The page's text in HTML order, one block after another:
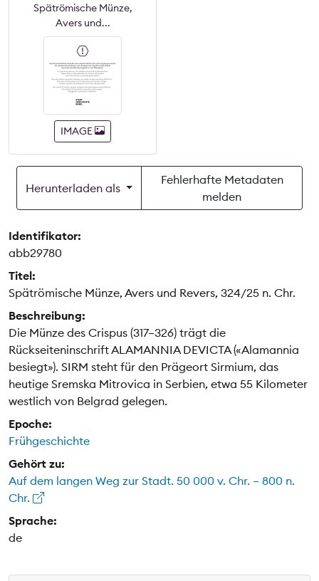
Spätrömische Münze,
Avers und...
IMAGE
Herunterladen als
Fehlerhafte Metadaten
melden
Identifikator:
abb29780
Titel:
Spätrömische Münze, Avers und Revers, 324/25 n. Chr.
Beschreibung:
Die Münze des Crispus (317–326) trägt die
Rückseiteninschrift ALAMANNIA DEVICTA («Alamannia
besiegt»). SIRM steht für den Prägeort Sirmium, das
heutige Sremska Mitrovica in Serbien, etwa 55 Kilometer
westlich von Belgrad gelegen.
Epoche:
Frühgeschichte
Gehört zu:
Auf dem langen Weg zur Stadt. 50 000 v. Chr. – 800 n.
Chr.
Sprache:
de